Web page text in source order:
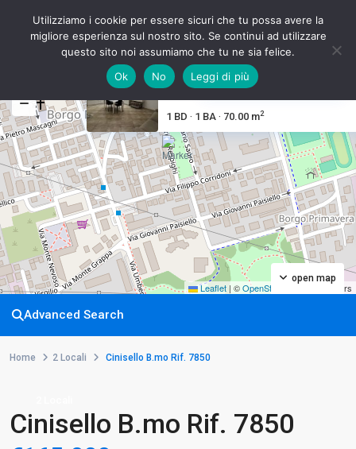
Cinisello B.mo Rif. 7850
1 BD · 1 BA · 70.00 m2
Leaflet | ©OpenStreetMap contributors
open map
My Location
Advanced Search
Home 2 Locali Cinisello B.mo Rif. 7850
Cinisello B.mo Rif. 7850
Utilizziamo i cookie per essere sicuri che tu possa avere la
migliore esperienza sul nostro sito. Se continui ad utilizzare
questo sito noi assumiamo che tu ne sia felice.
Ok
No Leggi di più